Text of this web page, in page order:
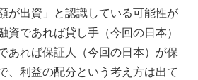
が出資」と認識している可能性が
資であれば貸し手（今回の日本）
あれば保証人（今回の日本）が保
、利益の配分という考え方は出て